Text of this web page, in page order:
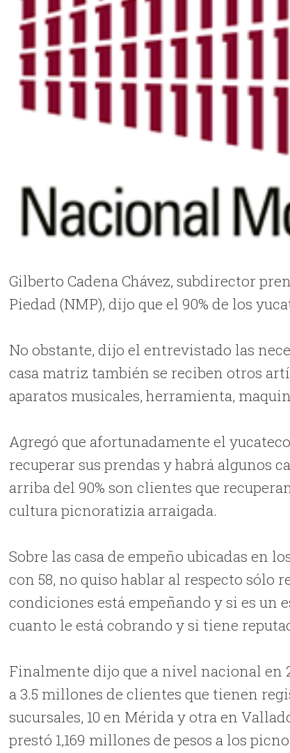
Gilberto Cadena Chávez, subdirector
Piedad (NMP), dijo que el 90% de los
No obstante, dijo el entrevistado las
casa matriz también se reciben otros
aparatos musicales, herramienta,
Agregó que afortunadamente el
recuperar sus prendas y habrá algunos
arriba del 90% son clientes que
cultura picnoratizia arraigada.
Sobre las casa de empeño ubicadas en
con 58, no quiso hablar al respecto sólo
condiciones está empeñando y si es
cuanto le está cobrando y si tiene
Finalmente dijo que a nivel nacional en
a 3.5 millones de clientes que tienen
sucursales, 10 en Mérida y otra en
prestó 1,169 millones de pesos a los